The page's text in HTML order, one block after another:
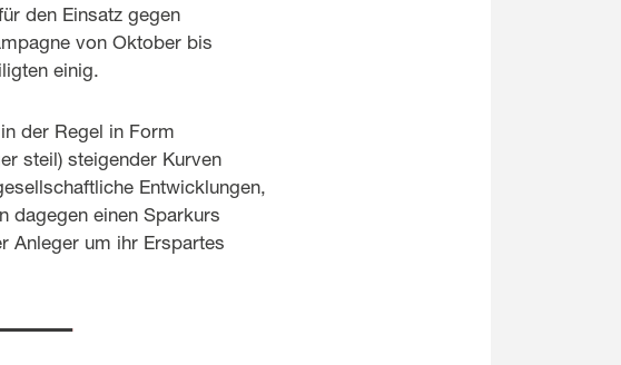
den Einsatz gegen
von Oktober bis
einig.
der Regel in Form
steil) steigender Kurven
Entwicklungen,
dagegen einen Sparkurs
Anleger um ihr Erspartes